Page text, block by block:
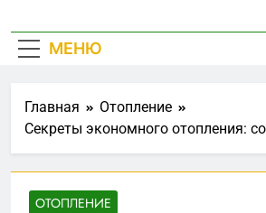
МЕНЮ
Главная
Отопление
Секреты экономного отопления:
ОТОПЛЕНИЕ